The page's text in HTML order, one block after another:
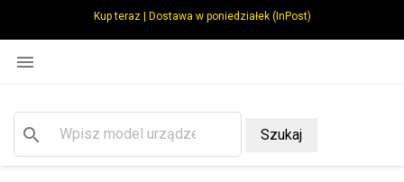
Kup teraz | Dostawa w poniedziałek (InPost)

search Szukaj